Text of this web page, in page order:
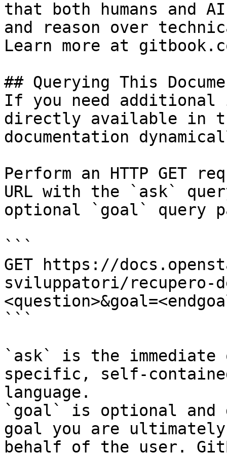
that both humans and
and reason over
Learn more at
## Querying This
If you need
directly available in
documentation
Perform an HTTP GET
URL with the `ask`
optional `goal` query
```
GET https://
sviluppatori/recupero-
```
`ask` is the
specific, self-
language.
`goal` is optional and
goal you are
behalf of the user.